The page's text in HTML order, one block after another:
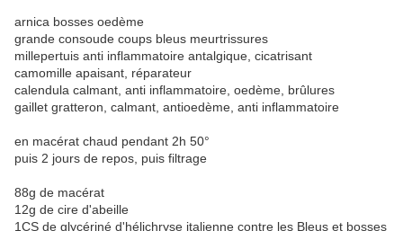
arnica bosses oedème
grande consoude coups bleus meurtrissures
millepertuis anti inflammatoire antalgique, cicatrisant
camomille apaisant, réparateur
calendula calmant, anti inflammatoire, oedème, brûlures
gaillet gratteron, calmant, antioedème, anti inflammatoire
en macérat chaud pendant 2h 50°
puis 2 jours de repos, puis filtrage
88g de macérat
12g de cire d'abeille
1CS de glycériné d'hélichryse italienne contre les Bleus et bosses